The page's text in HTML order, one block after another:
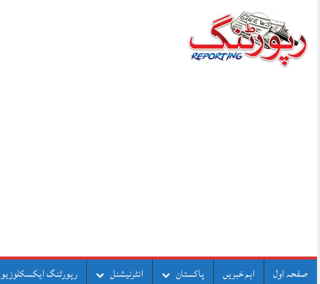
صفحہ اول اہم خبریں پاکستان انٹرنیشنل رپورٹنگ ایکسکلوزیو